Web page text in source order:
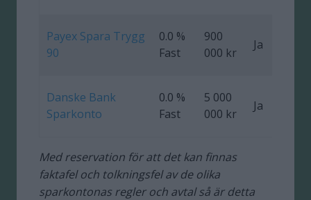
Payex Spara Trygg
90
0.0 %
Fast
900
000 kr
Ja
Danske Bank
Sparkonto
0.0 %
Fast
5 000
000 kr
Ja
Med reservation för att det kan finnas
faktafel och tolkningsfel av de olika
sparkontonas regler och avtal så är detta